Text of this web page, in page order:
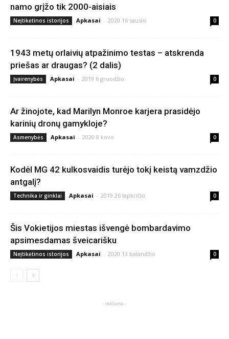
namo grįžo tik 2000-aisiais
Neįtikėtinos istorijos Apkasai - 2020 16 sausio 0
1943 metų orlaivių atpažinimo testas – atskrenda
priešas ar draugas? (2 dalis)
Įvairenybės Apkasai - 2019 6 gruodžio 0
Ar žinojote, kad Marilyn Monroe karjera prasidėjo
karinių dronų gamykloje?
Asmenybės Apkasai - 2020 8 kovo 0
Kodėl MG 42 kulkosvaidis turėjo tokį keistą vamzdžio
antgalį?
Technika ir ginklai Apkasai - 2019 26 lapkričio 0
Šis Vokietijos miestas išvengė bombardavimo
apsimesdamas šveicarišku
Neįtikėtinos istorijos Apkasai - 2020 13 balandžio 0
- reklama -